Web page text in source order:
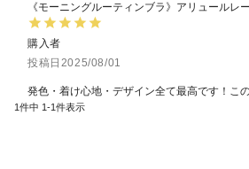
《モーニングルーティンブラ》アリュールレ
購入者
投稿日 2025/08/01
発色・着け心地・デザイン全て最高です！こ
1件中 1-1件表示